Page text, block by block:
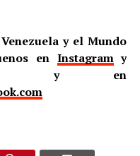
y el Mundo
en Instagramy
y en